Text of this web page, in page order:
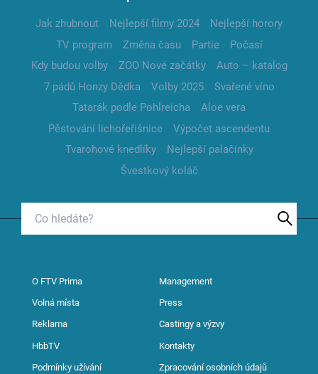
Jak zhubnout Nejlepší filmy 2024
Nejlepší horory
TV program
Změna času Partie
Počasí
Kdy budou volby
ZOO Nové začátky
Auto – katalog
7 pádů Honzy Dědka
Volby 2025
Svařené víno
Tatarák podle Pohlreicha
Aloe vera
Pěstování lichořeřišnice
Výpočet ascendentu
Tvarohové knedlíky
Nejlepší palačinky
Švestkový koláč
O FTV Prima Management
Volná místa Press
Reklama Castingy a výzvy
HbbTV Kontakty
Podmínky užívání Zpracování osobních údajů